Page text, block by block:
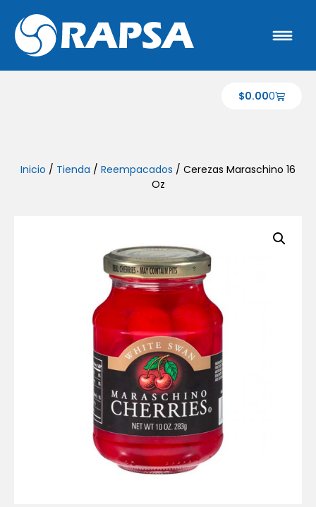
$0.000
Inicio / Tienda / Reempacados / Cerezas Maraschino 16
Oz